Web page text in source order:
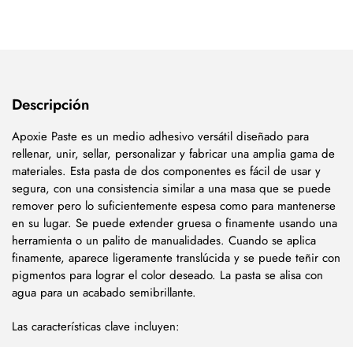
Descripción
Apoxie Paste es un medio adhesivo versátil diseñado para
rellenar, unir, sellar, personalizar y fabricar una amplia gama de
materiales. Esta pasta de dos componentes es fácil de usar y
segura, con una consistencia similar a una masa que se puede
remover pero lo suficientemente espesa como para mantenerse
en su lugar. Se puede extender gruesa o finamente usando una
herramienta o un palito de manualidades. Cuando se aplica
finamente, aparece ligeramente translúcida y se puede teñir con
pigmentos para lograr el color deseado. La pasta se alisa con
agua para un acabado semibrillante.
Las características clave incluyen: